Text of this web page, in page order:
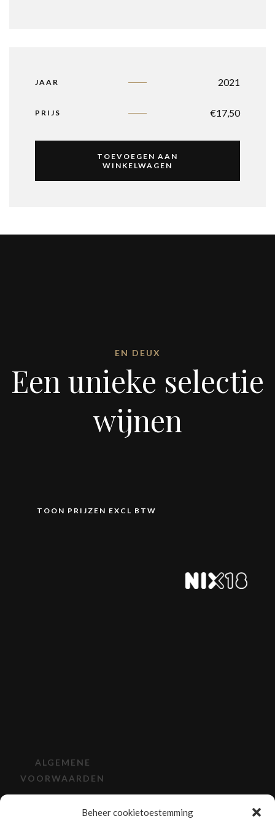
Beheer cookietoestemming
JAAR 2021
PRIJS €17,50
TOEVOEGEN AAN
WINKELWAGEN
EN DEUX
Een unieke selectie
wijnen
ALGEMENE
VOORWAARDEN
RETOURNEREN